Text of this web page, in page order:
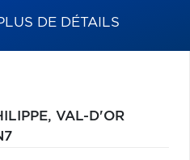
DE DÉTAILS
VAL-D'OR